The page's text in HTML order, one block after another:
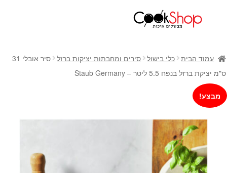
חנות
כלי בישול
סירים
מחבתות
כלי הגשה ואירוח
מוצרי חשמל למטבח
גאדג'טס וכלי מטבח
אחסון למטבח
סכינים
עמוד הבית כלי בישול סירים ומחבתות יציקות ברזל
סיר אובלי 31
ס"מ יציקת ברזל בנפח 5.5 ליטר – Staub Germany
מבצע!